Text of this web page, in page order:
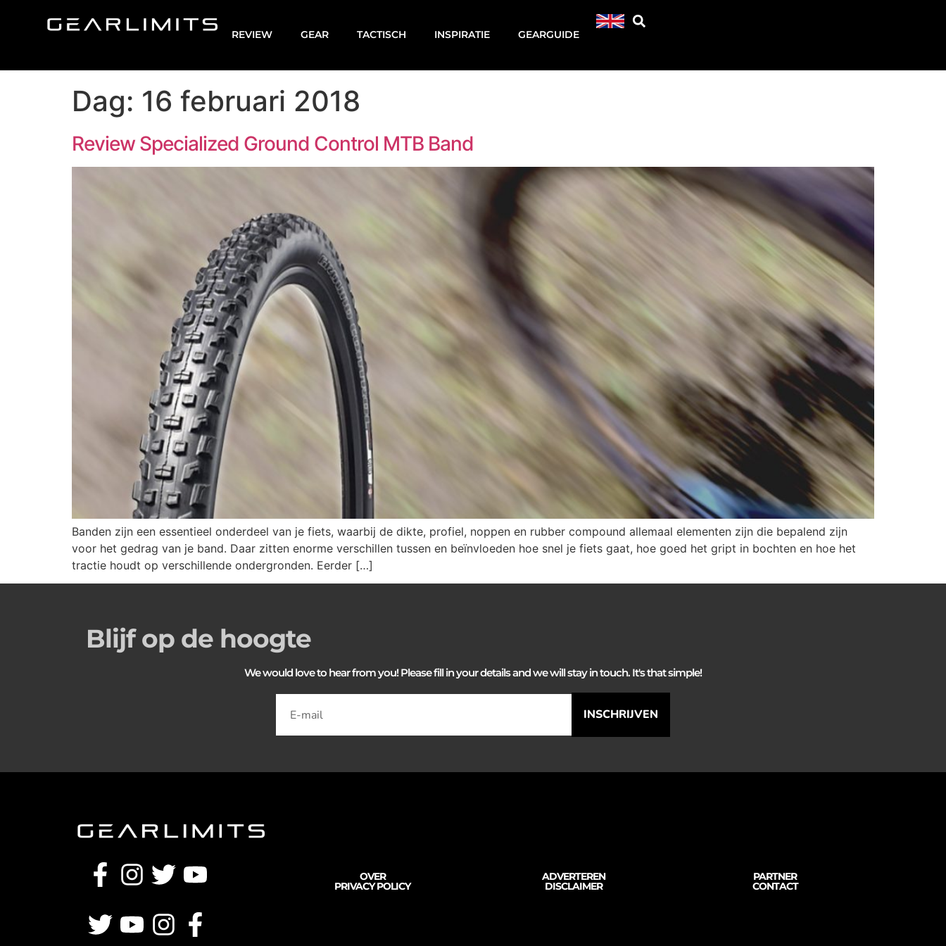
REVIEW GEAR TACTISCH INSPIRATIE GEARGUIDE
Dag: 16 februari 2018
Review Specialized Ground Control MTB Band
Banden zijn een essentieel onderdeel van je fiets, waarbij de dikte, profiel, noppen en rubber compound allemaal elementen zijn die bepalend zijn
voor het gedrag van je band. Daar zitten enorme verschillen tussen en beïnvloeden hoe snel je fiets gaat, hoe goed het gript in bochten en hoe het
tractie houdt op verschillende ondergronden. Eerder […]
Blijf op de hoogte
We would love to hear from you! Please fill in your details and we will stay in touch. It's that simple!
INSCHRIJVEN
OVER
PRIVACY POLICY
ADVERTEREN
DISCLAIMER
PARTNER
CONTACT